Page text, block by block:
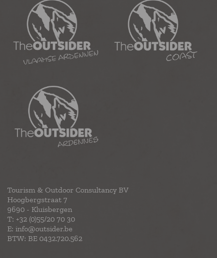
Tourism & Outdoor Consultancy BV
Hoogbergstraat 7
9690 - Kluisbergen
T: +32 (0)55/20 70 30
E: info@outsider.be
BTW: BE 0432.720.562